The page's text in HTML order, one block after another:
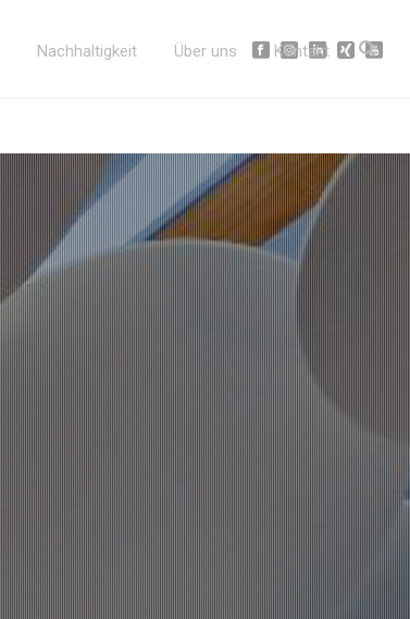
Nachhaltigkeit Über uns Kontakt